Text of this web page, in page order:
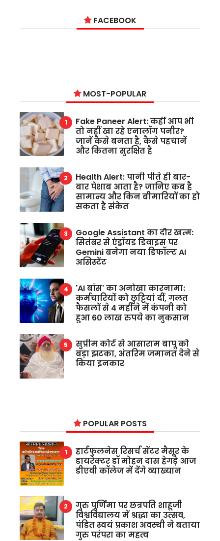
FACEBOOK
MOST-POPULAR
Fake Paneer Alert: कहीं आप भी
तो नहीं खा रहे एनालॉग पनीर?
जानें कैसे बनता है, कैसे पहचानें
और कितना सुरक्षित है
Health Alert: पानी पीते ही बार-
बार पेशाब आता है? जानिए कब है
सामान्य और किन बीमारियों का हो
सकता है संकेत
Google Assistant का दौर खत्म:
सितंबर से एंड्रॉयड डिवाइस पर
Gemini बनेगा नया डिफॉल्ट AI
असिस्टेंट
'AI बॉस' का अनोखा कारनामा:
कर्मचारियों को छुट्टियां दीं, गलत
फैसलों से 4 महीने में कंपनी को
हुआ 60 लाख रुपये का नुकसान
सुप्रीम कोर्ट से आसाराम बापू को
बड़ा झटका, अंतरिम जमानत देने से
किया इनकार
POPULAR POSTS
हार्टफुलनेस रिसर्च सेंटर मैसूर के
डायरेक्टर डॉ मोहन दास हेगड़े आज
डीएवी कॉलेज में देंगे व्याख्यान
गुरु पूर्णिमा पर छत्रपति शाहूजी
विश्वविद्यालय में श्रद्धा का उत्सव,
पंडित स्वयं प्रकाश अवस्थी ने बताया
गुरु परंपरा का महत्व